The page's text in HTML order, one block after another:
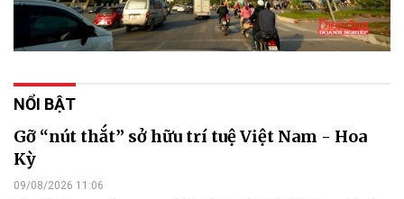
NỔI BẬT
Gỡ “nút thắt” sở hữu trí tuệ Việt Nam - Hoa
Kỳ
09/08/2026 11:06